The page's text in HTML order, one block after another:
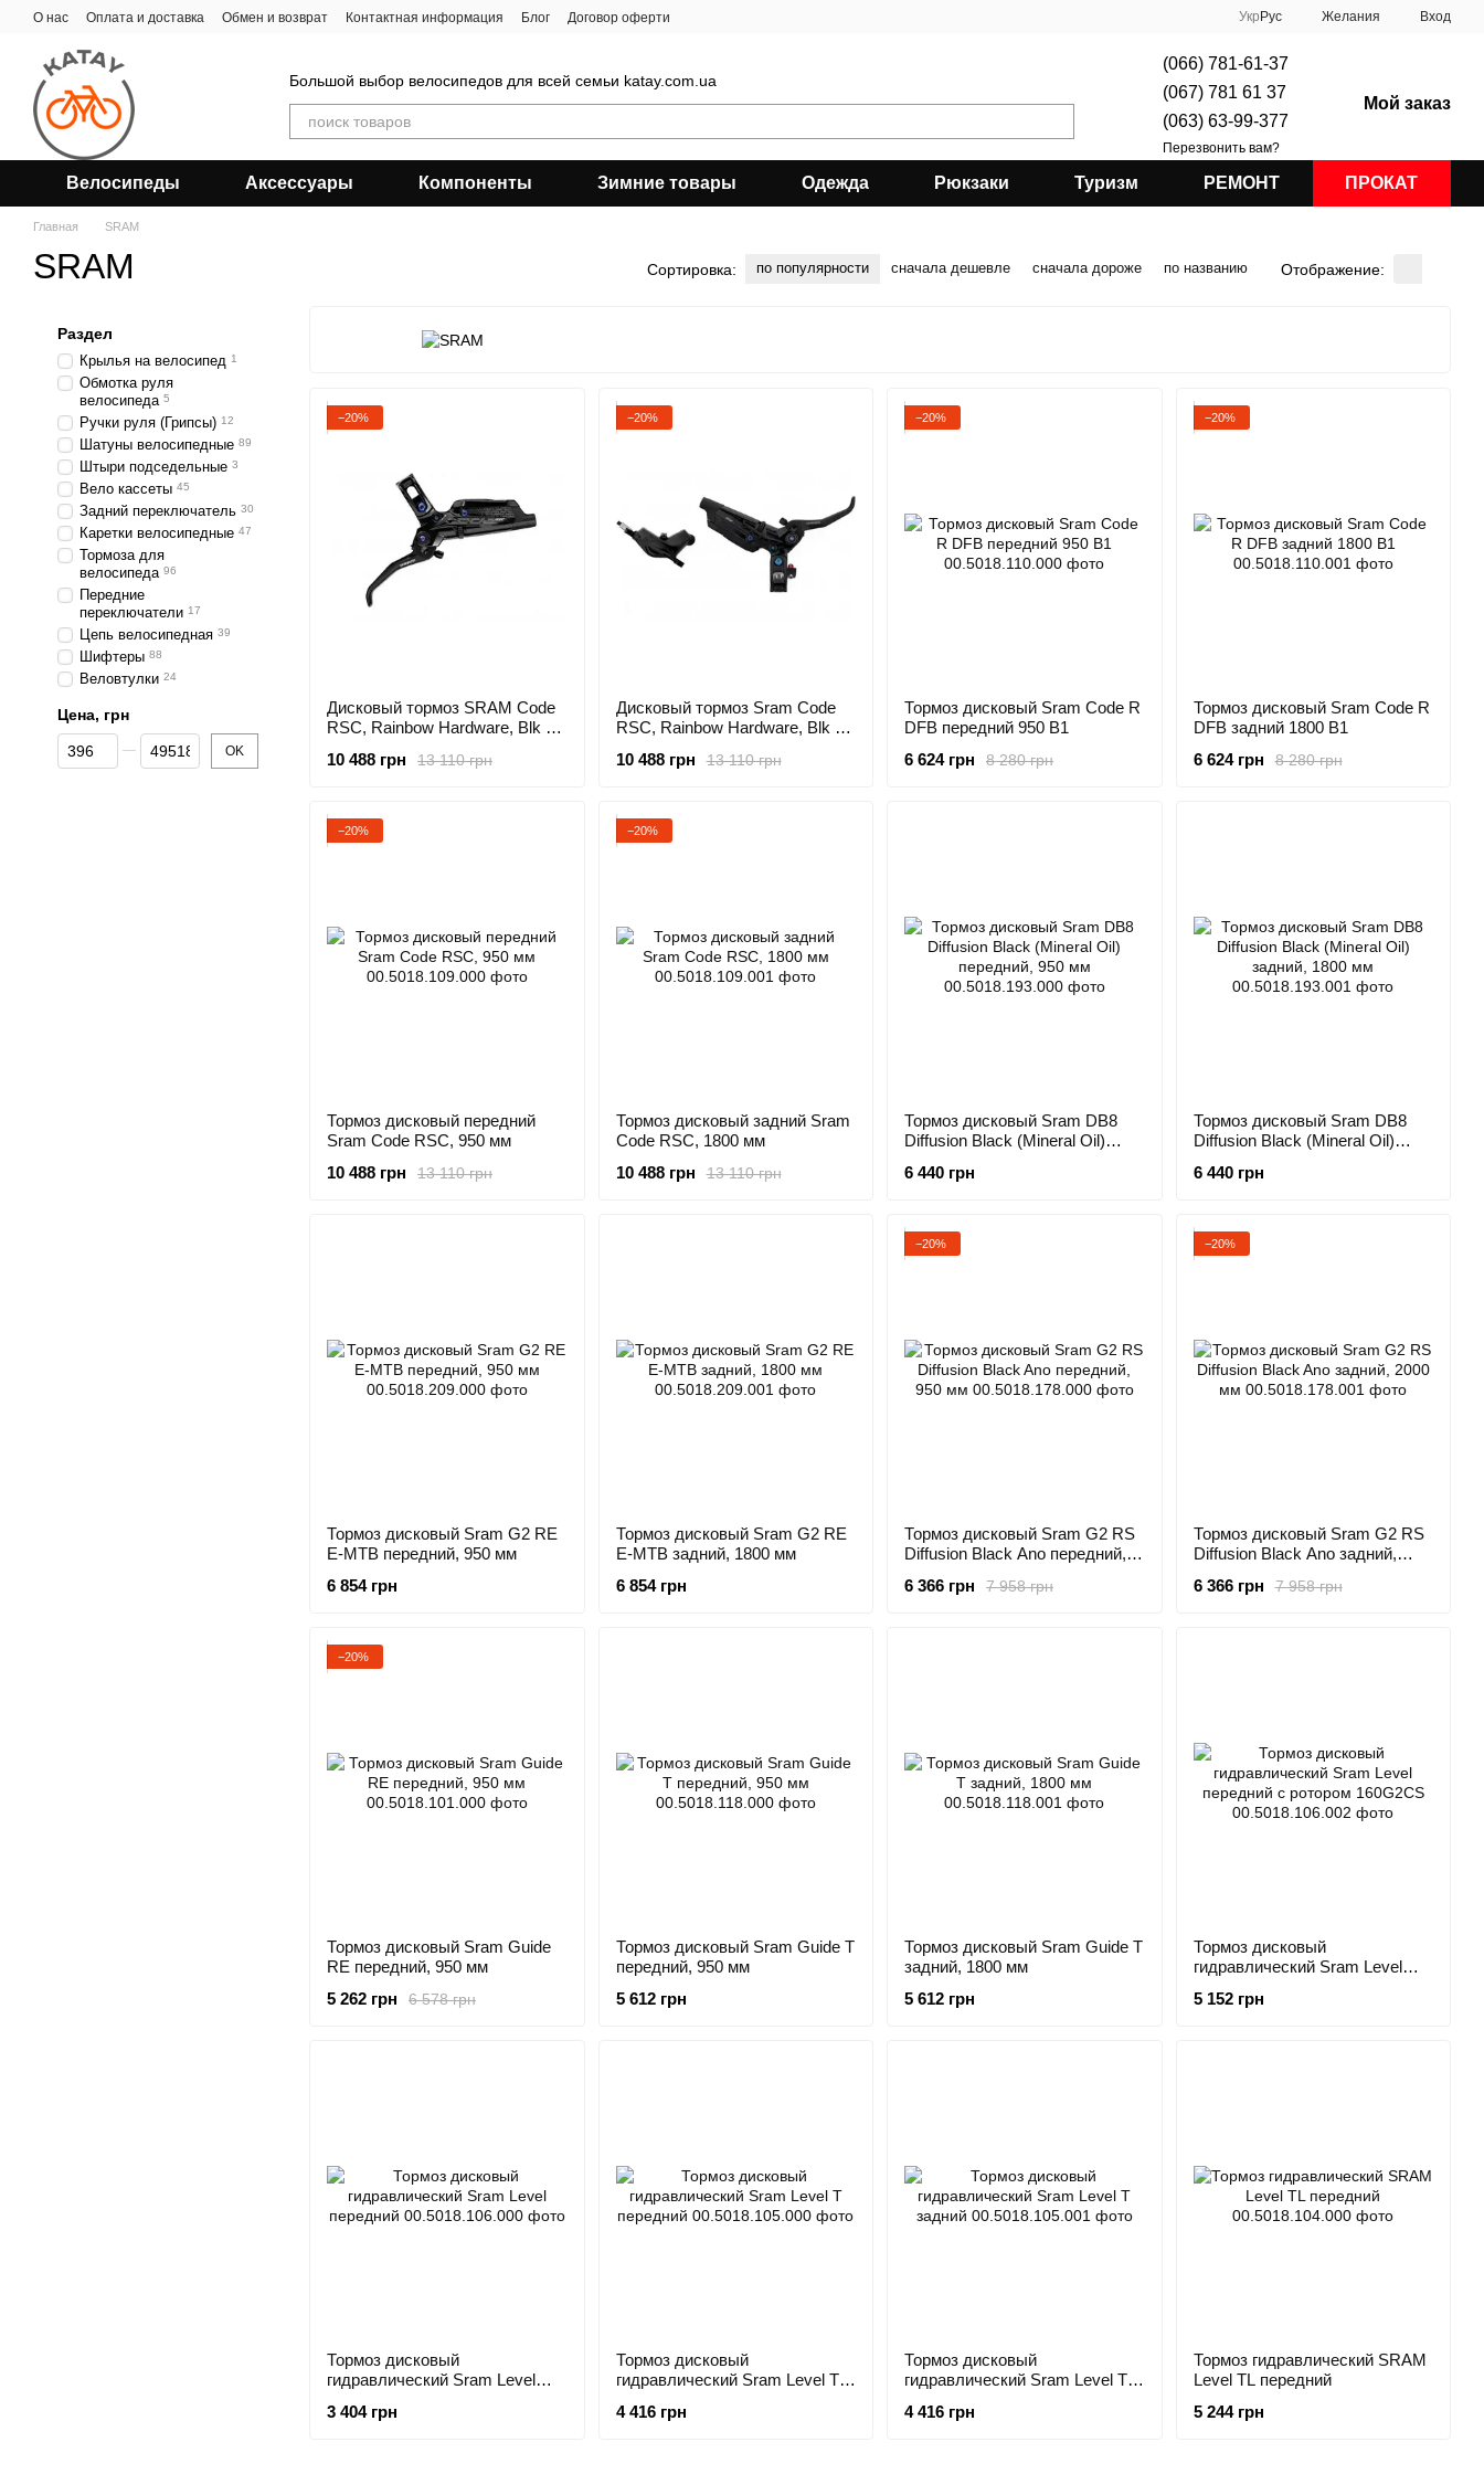
Перейти к основному контенту
О нас Оплата и доставка Обмен и возврат Контактная информация Блог Договор оферти Укр Рус Желания Вход
Большой выбор велосипедов для всей семьи katay.com.ua
(066) 781-61-37
(067) 781 61 37
(063) 63-99-377
Перезвонить вам?
Мой заказ
Велосипеды Аксессуары Компоненты Зимние товары Одежда Рюкзаки Туризм РЕМОНТ ПРОКАТ
Главная SRAM
SRAM Сортировка: по популярности сначала дешевле сначала дороже по названию Отображение:
−20%
Дисковый тормоз SRAM Code
RSC, Rainbow Hardware, Blk F
13 110 грн
10 488 грн
−20%
Дисковый тормоз Sram Code
RSC, Rainbow Hardware, Blk F
13 110 грн
10 488 грн
−20%
Тормоз дисковый Sram Code R
DFB передний 950 B1
8 280 грн
6 624 грн
−20%
Тормоз дисковый Sram Code R
DFB задний 1800 B1
8 280 грн
6 624 грн
−20%
Тормоз дисковый передний
Sram Code RSC, 950 мм
13 110 грн
10 488 грн
−20%
Тормоз дисковый задний Sram
Code RSC, 1800 мм
13 110 грн
10 488 грн
Тормоз дисковый Sram DB8
Diffusion Black (Mineral Oil)
6 440 грн
Тормоз дисковый Sram DB8
Diffusion Black (Mineral Oil)
6 440 грн
Тормоз дисковый Sram G2 RE
E-MTB передний, 950 мм
6 854 грн
Тормоз дисковый Sram G2 RE
E-MTB задний, 1800 мм
6 854 грн
−20%
Тормоз дисковый Sram G2 RS
Diffusion Black Ano передний,
7 958 грн
6 366 грн
−20%
Тормоз дисковый Sram G2 RS
Diffusion Black Ano задний,
7 958 грн
6 366 грн
−20%
Тормоз дисковый Sram Guide
RE передний, 950 мм
6 578 грн
5 262 грн
Тормоз дисковый Sram Guide T
передний, 950 мм
5 612 грн
Тормоз дисковый Sram Guide T
задний, 1800 мм
5 612 грн
Тормоз дисковый
гидравлический Sram Level
5 152 грн
Тормоз дисковый
гидравлический Sram Level
3 404 грн
Тормоз дисковый
гидравлический Sram Level T
4 416 грн
Тормоз дисковый
гидравлический Sram Level T
4 416 грн
Тормоз гидравлический SRAM
Level TL передний
5 244 грн
Раздел
Крылья на велосипед 1
Обмотка руля
велосипеда 5
Ручки руля (Грипсы) 12
Шатуны велосипедные 89
Штыри подседельные 3
Вело кассеты 45
Задний переключатель 30
Каретки велосипедные 47
Тормоза для
велосипеда 96
Передние
переключатели 17
Цепь велосипедная 39
Шифтеры 88
Веловтулки 24
Цена, грн
От Цена, грн
До Цена, грн OK